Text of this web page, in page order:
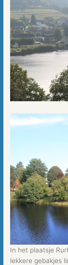
In het plaatsje
lekkere gebakjes